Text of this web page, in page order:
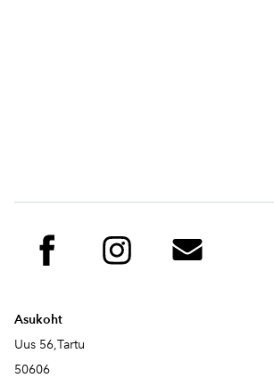
Asukoht
Uus 56,Tartu
50606